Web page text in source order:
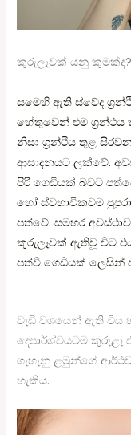
කුරුලෑවක්‌ යනු කුමක්‌ද?
සමෙහි ඇති ස්‌වේද
හේතුවෙන් එම
නිසා ග්‍රන්ථිය තුළ
ආසාදනයට ලක්‌වේ.
පිරි ගෙඩියක්‌ බවට
හෝ ස්‌වභාවිකවම
පත්වේ. සමහර
කුරුලෑවක්‌ ඇතිවූ විට
පත්වී ගෙඩියක්‌ ලෙසින්
වැඩි වශයෙන් ඇති විය
දෙපාර්ශ්වයටම
ගැහැනු ළමුන්ගේ
හැකිය.